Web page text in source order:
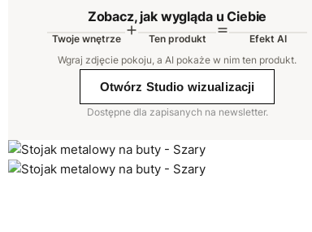
Zobacz, jak wygląda u Ciebie
Twoje wnętrze Ten produkt
Efekt AI
Wgraj zdjęcie pokoju, a AI pokaże w nim ten produkt.
Otwórz Studio wizualizacji
Dostępne dla zapisanych na newsletter.